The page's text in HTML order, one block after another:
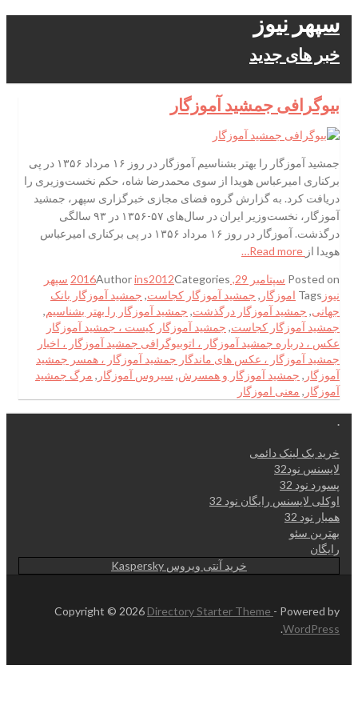
سپهر نیوز
خبر های جدید
بیوگرافی جمشید آموزگار
جمشید آموزگار را بهتر بشناسیم آموزگار در روز ۱۶ مرداد ۱۳۵۶ در پی
برکناری امیرعباس هویدا از سوی محمدرضا شاه، حکم نخست‌وزیری را
دریافت کرد. به گزارش گروه فضای مجازی خبرگزاری سپهر، جمشید
آموزگار، نخست‌وزیر ایران در سال‌های ۵۷-۱۳۵۶ در ۹۳ سالگی
درگذشت. آموزگار در روز ۱۶ مرداد ۱۳۵۶ در پی برکناری امیرعباس
هویدا از
Posted on سپتامبر 29, 2016 Authorins2012Categories
سپهر
نیوز Tags اموزگار , جمشيد آموزگار كجاست, جمشید آموزگار بانک
جهانی, جمشید آموزگار درگذشت, جمشید آموزگار را بهتر بشناسیم,
جمشید آموزگار کجاست, جمشید آموزگار کیست ، جمشید آموزگار
عکس ، درباره جمشید آموزگار ، اتوبیوگرافی جمشید آموزگار ، اخبار
جمشید آموزگار ، عکس های ماندگار جمشید آموزگار ، همسر جمشید
آموزگار , جمشید آموزگار و همسرش, سیروس آموزگار , مرگ جمشید
آموزگار , معنی اموزگار
.
خرید بک لینک دائمی
لایسنس نود32
پسورد نود 32
اوکلی لایسنس رایگان نود 32
همیار نود 32
بهترین سئو
رایگان
خرید آنتی ویروس Kaspersky
Copyright © 2026 Directory Starter Theme - Powered by
WordPress
.